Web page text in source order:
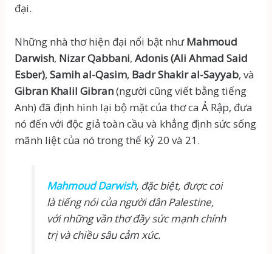
đại.
Những nhà thơ hiện đại nổi bật nhưMahmoud
Darwish, Nizar Qabbani, Adonis (Ali Ahmad Said
Esber), Samih al-Qasim, Badr Shakir al-Sayyab, và
Gibran Khalil Gibran(người cũng viết bằng tiếng
Anh) đã định hình lại bộ mặt của thơ ca Ả Rập, đưa
nó đến với độc giả toàn cầu và khẳng định sức sống
mãnh liệt của nó trong thế kỷ 20 và 21.
Mahmoud Darwish, đặc biệt, được coi
là tiếng nói của người dân Palestine,
với những vần thơ đầy sức mạnh chính
trị và chiều sâu cảm xúc.